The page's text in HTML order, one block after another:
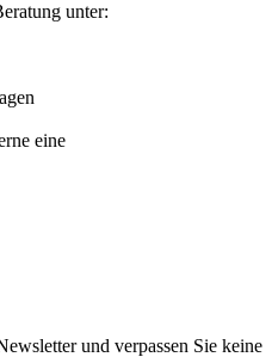
unter:
eine
und verpassen Sie keine